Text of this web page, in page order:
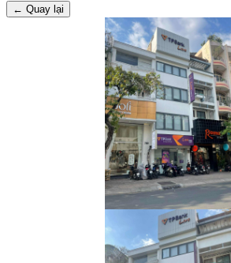
← Quay lại